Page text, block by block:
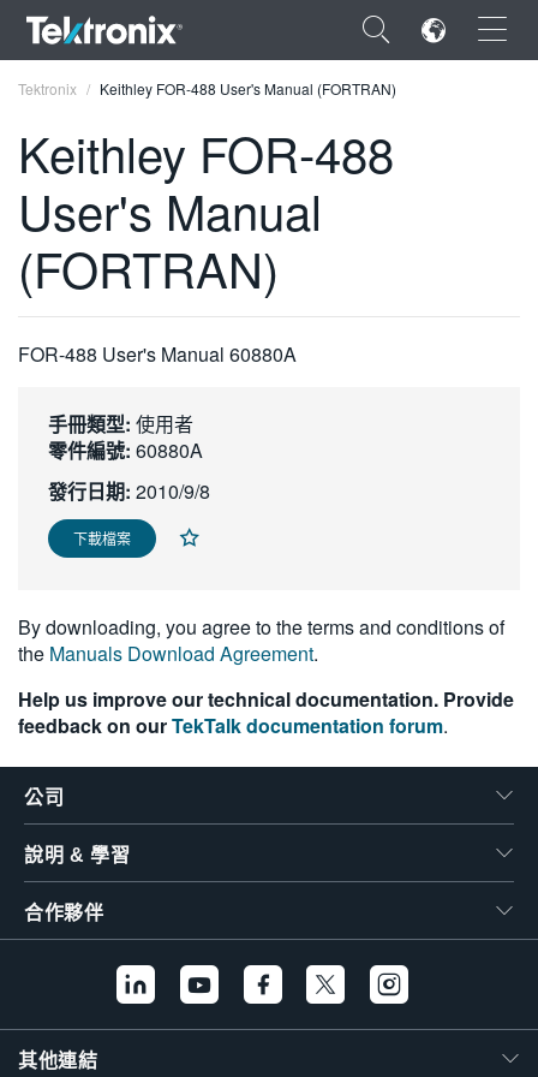
×
ENGLISH
FRANÇAIS
简体中文
日本語
한국어
繁體中文
Tektronix Keithley FOR-488 User's Manual (FORTRAN)
Keithley FOR-488
User's Manual
(FORTRAN)
FOR-488 User's Manual 60880A
手冊類型: 使用者
零件編號: 60880A
發行日期: 2010/9/8
下載檔案
By downloading, you agree to the terms and conditions of
the Manuals Download Agreement.
Help us improve our technical documentation. Provide
feedback on ourTekTalk documentation forum.
公司
說明 & 學習
合作夥伴
其他連結